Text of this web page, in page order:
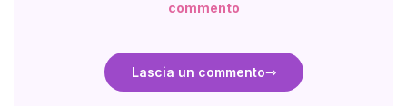
commento
Lascia un commento